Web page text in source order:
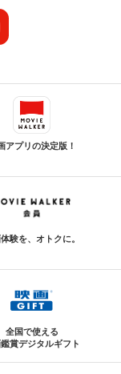
アプリの決定版！
験を、オトクに。
全国で使える
賞デジタルギフト